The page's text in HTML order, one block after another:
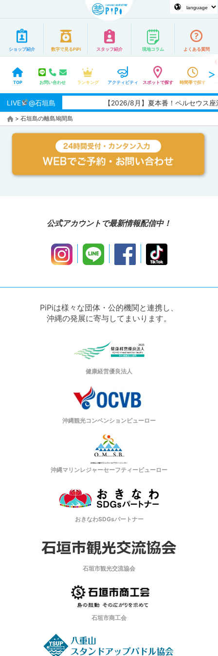
ショップ紹介 数字で見るPiPi スタッフ紹介 現地コラム よくある質問
TOP お問い合わせ ランキング アクティビティ スポットで探す 時間帯で探す
LIVE @石垣島 【2026/8月】夏本番！ペルセウス
> 石垣島の離島鳩間島
公式アカウントで最新情報配信中！
PiPiは様々な団体・公的機関と連携し、
沖縄の発展に寄与してまいります。
健康経営優良法人
沖縄観光コンベンションビューロー
沖縄マリンレジャーセーフティービューロー
おきなわSDGsパートナー
石垣市観光交流協会
石垣市商工会